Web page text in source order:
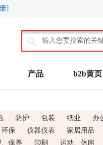
]

产品 b2b黄页
防护 包装 纸业 办
环保 仪器仪表 家居用品
、保养 印刷 运动、休闲